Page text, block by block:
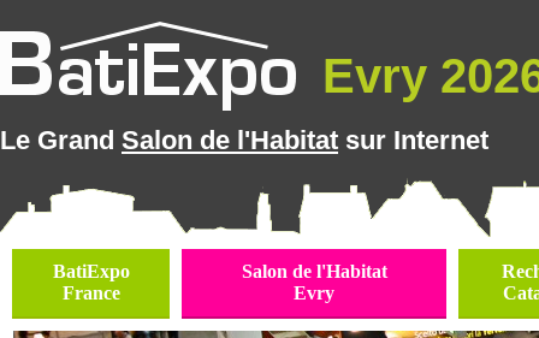
Evry
Le Grand Salon de l'Habitat sur Internet
BatiExpo
France
Salon de l'Habitat
Evry